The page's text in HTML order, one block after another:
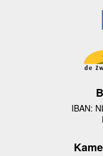
IBAN: